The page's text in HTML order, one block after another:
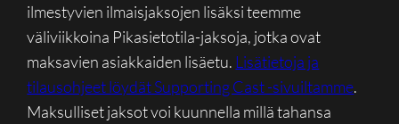
ilmestyvien ilmaisjaksojen lisäksi teemme
väliviikkoina Pikasietotila-jaksoja, jotka ovat
maksavien asiakkaiden lisäetu. Lisätietoja ja
tilausohjeet löydät Supporting Cast -sivuiltamme.
Maksulliset jaksot voi kuunnella millä tahansa